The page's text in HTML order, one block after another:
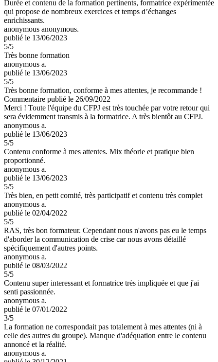
Durée et contenu de la formation pertinents, formatrice expérimentée
qui propose de nombreux exercices et temps d’échanges
enrichissants.
anonymous anonymous.
publié le 13/06/2023
5/5
Très bonne formation
anonymous a.
publié le 13/06/2023
5/5
Très bonne formation, conforme à mes attentes, je recommande !
Commentaire publié le 26/09/2022
Merci ! Toute l'équipe du CFPJ est très touchée par votre retour qui
sera évidemment transmis à la formatrice. A très bientôt au CFPJ.
anonymous a.
publié le 13/06/2023
5/5
Contenu conforme à mes attentes. Mix théorie et pratique bien
proportionné.
anonymous a.
publié le 13/06/2023
5/5
Très bien, en petit comité, très participatif et contenu très complet
anonymous a.
publié le 02/04/2022
5/5
RAS, très bon formateur. Cependant nous n'avons pas eu le temps
d'aborder la communication de crise car nous avons détaillé
spécifiquement d'autres points.
anonymous a.
publié le 08/03/2022
5/5
Contenu super interessant et formatrice très impliquée et que j'ai
senti passionnée.
anonymous a.
publié le 07/01/2022
3/5
La formation ne correspondait pas totalement à mes attentes (ni à
celle des autres du groupe). Manque d'adéquation entre le contenu
annoncé et la réalité.
anonymous a.